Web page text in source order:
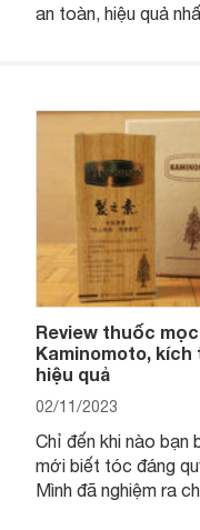
an toàn, hiệu quả
Review thuốc
Kaminomoto,
hiệu quả
02/11/2023
Chỉ đến khi nào bạn
mới biết tóc đáng
Mình đã nghiệm ra